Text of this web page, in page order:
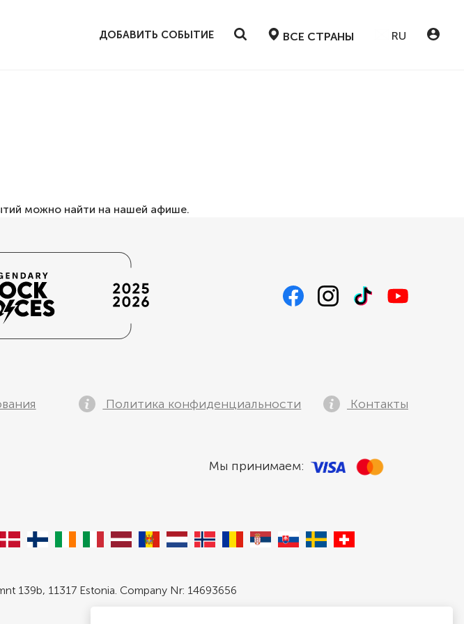
ДОБАВИТЬ СОБЫТИЕ ВСЕ СТРАНЫ RU
можно найти на нашей афише.
Политика конфиденциальности Контакты
Мы принимаем:
139b, 11317 Estonia. Company Nr: 14693656